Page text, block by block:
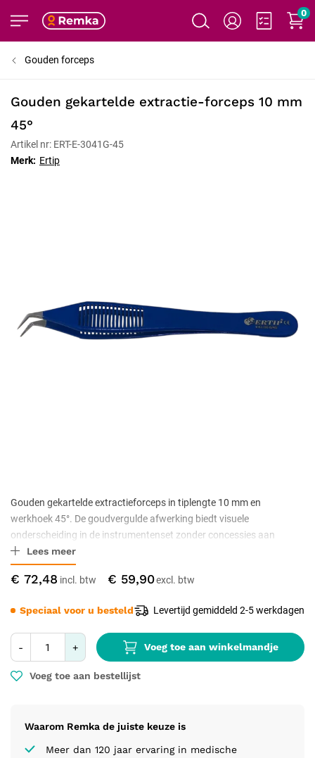
0
Gouden forceps
Gouden gekartelde extractie-forceps 10 mm
45°
Artikel nr: ERT-E-3041G-45
Merk: Ertip
€ 72,48 € 59,90
- + Voeg toe aan winkelmandje
Voeg toe aan bestellijst
Waarom Remka de juiste keuze is
Meer dan 120 jaar ervaring in medische
Speciaal voor u besteld Levertijd gemiddeld 2-5 werkdagen
Gouden gekartelde extractieforceps in tiplengte 10 mm en
werkhoek 45°. De goudvergulde afwerking biedt visuele
onderscheiding in de instrumentenset zonder concessies aan
kwaliteit; functioneel identiek aan de standaard staaluitvoering.
Vervaardigd uit antimagnetisch roestvrij staal met niet-stick
tipdesign. Autoclaveerbaar tot 134 °C en CE Klasse IIa
Lees meer